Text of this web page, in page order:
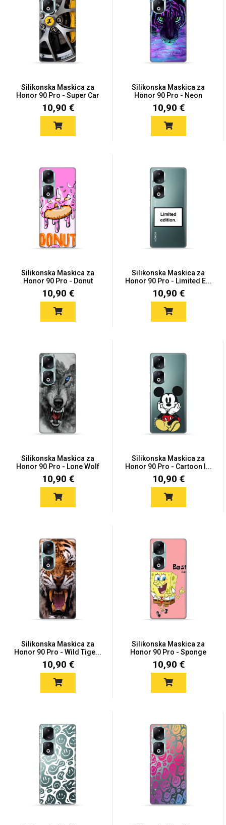
Silikonska Maskica za
Honor 90 Pro - Super Car
10,90 €
Silikonska Maskica za
Honor 90 Pro - Neon
Tige...
10,90 €
Silikonska Maskica za
Honor 90 Pro - Donut
10,90 €
Silikonska Maskica za
Honor 90 Pro - Limited E...
10,90 €
Silikonska Maskica za
Honor 90 Pro - Lone Wolf
10,90 €
Silikonska Maskica za
Honor 90 Pro - Cartoon I...
10,90 €
Silikonska Maskica za
Honor 90 Pro - Wild Tige...
10,90 €
Silikonska Maskica za
Honor 90 Pro - Sponge
BF...
10,90 €